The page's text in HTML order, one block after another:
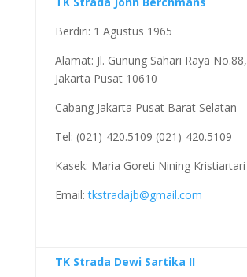
Berdiri: 1 Agustus 1965
Alamat: Jl. Gunung Sahari Raya No.88,
Jakarta Pusat 10610
Cabang Jakarta Pusat Barat Selatan
Tel: (021)-420.5109 (021)-420.5109
Kasek: Maria Goreti Nining Kristiartari
Email:tkstradajb@gmail.com
TK Strada Dewi Sartika II